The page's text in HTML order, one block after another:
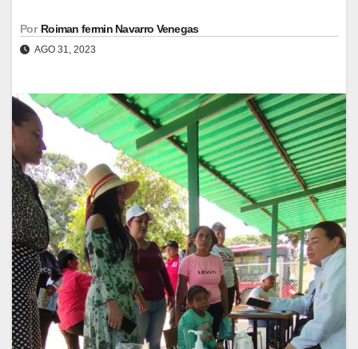
Por Roiman fermin Navarro Venegas
AGO 31, 2023